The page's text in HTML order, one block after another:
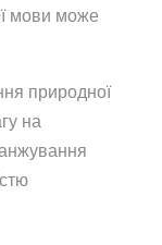
мови може
природної
на